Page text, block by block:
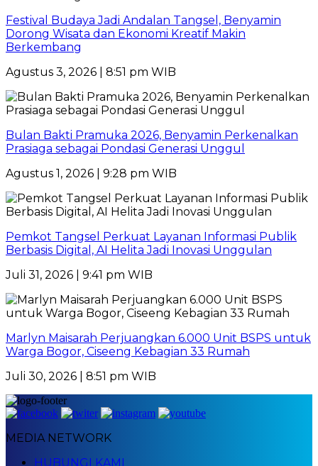
Festival Budaya Jadi Andalan Tangsel, Benyamin
Dorong Wisata dan Ekonomi Kreatif Makin
Berkembang
Agustus 3, 2026 | 8:51 pm WIB
Bulan Bakti Pramuka 2026, Benyamin Perkenalkan
Prasiaga sebagai Pondasi Generasi Unggul
Agustus 1, 2026 | 9:28 pm WIB
Pemkot Tangsel Perkuat Layanan Informasi Publik
Berbasis Digital, AI Helita Jadi Inovasi Unggulan
Juli 31, 2026 | 9:41 pm WIB
Marlyn Maisarah Perjuangkan 6.000 Unit BSPS untuk
Warga Bogor, Ciseeng Kebagian 33 Rumah
Juli 30, 2026 | 8:51 pm WIB
MEDIA NETWORK
HUBUNGI KAMI